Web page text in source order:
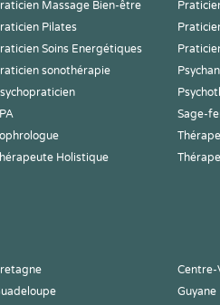
Massage Bien-être
Pilates
Soins Energétiques
sonothérapie
Sage-
Holistique
Centre-
Guyane